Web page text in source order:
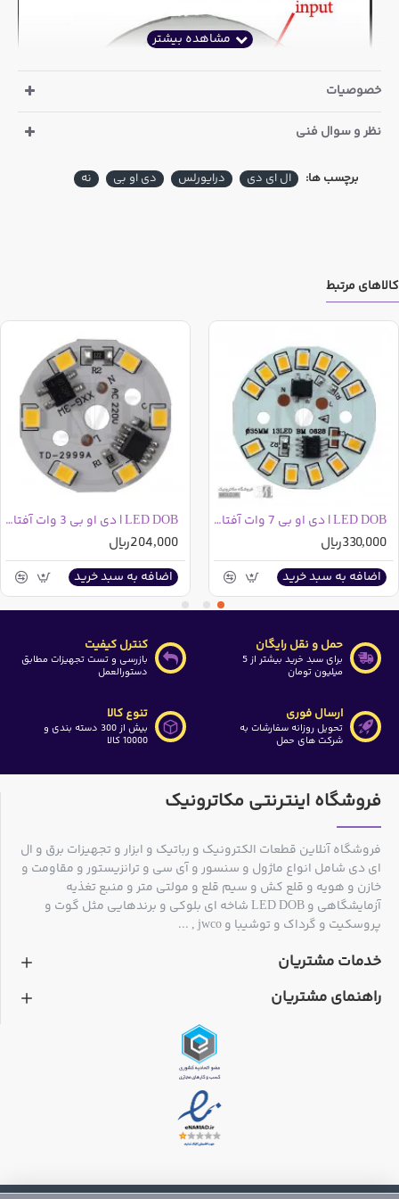
برای روشن کردن این ال ای دی لازم است سیم های فاز و نول
برق شهری را به بخش L و N روی برد لحیم نمایید.
این برد جهت استفاده در داخل حباب طراحی گردیده است و به
نکات ایمنی دارد
خصوصیات
نظر و سوال فنی
برچسب ها: ال ای دی درایورلس دی او بی نه
کالاهای مرتبط
LED DOB | دی او بی 7 وات آفتابی
330,000ریال
اضافه به سبد خرید
LED DOB | دی او بی 3 وات آفتابی
204,000ریال
اضافه به سبد خرید
حمل و نقل رایگان
برای سبد خرید بیشتر از 5
میلیون تومان
کنترل کیفیت
بازرسی و تست تجهیزات مطابق
دستورالعمل
ارسال فوری
تحویل روزانه سفارشات به
شرکت های حمل
تنوع کالا
بیش از 300 دسته بندی و
10000 کالا
فروشگاه اینترنتی مکاترونیک
فروشگاه آنلاین قطعات الکترونیک و رباتیک و ابزار و تجهیزات برق و ال
ای دی شامل انواع ماژول و سنسور و آی سی و ترانزیستور و مقاومت و
خازن و هویه و قلع کش و سیم قلع و مولتی متر و منبع تغذیه
آزمایشگاهی و LED DOB شاخه ای بلوکی و برندهایی مثل گوت و
پروسکیت و گرداک و توشیبا و jwco , ...
خدمات مشتریان
راهنمای مشتریان